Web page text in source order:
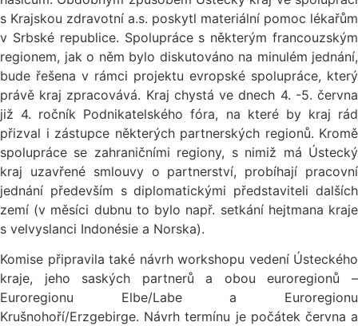
s Krajskou zdravotní a.s. poskytl materiální pomoc lékařům
v Srbské republice. Spolupráce s některým francouzským
regionem, jak o něm bylo diskutováno na minulém jednání,
bude řešena v rámci projektu evropské spolupráce, který
právě kraj zpracovává. Kraj chystá ve dnech 4. -5. června
již 4. ročník Podnikatelského fóra, na které by kraj rád
přizval i zástupce některých partnerských regionů. Kromě
spolupráce se zahraničními regiony, s nimiž má Ústecký
kraj uzavřené smlouvy o partnerství, probíhají pracovní
jednání především s diplomatickými představiteli dalších
zemí (v měsíci dubnu to bylo např. setkání hejtmana kraje
s velvyslanci Indonésie a Norska).
Komise připravila také návrh workshopu vedení Ústeckého
kraje, jeho saských partnerů a obou euroregionů –
Euroregionu Elbe/Labe a Euroregionu
Krušnohoří/Erzgebirge. Návrh termínu je počátek června a